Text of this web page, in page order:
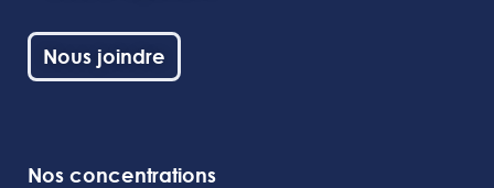
Nous joindre
Nos concentrations